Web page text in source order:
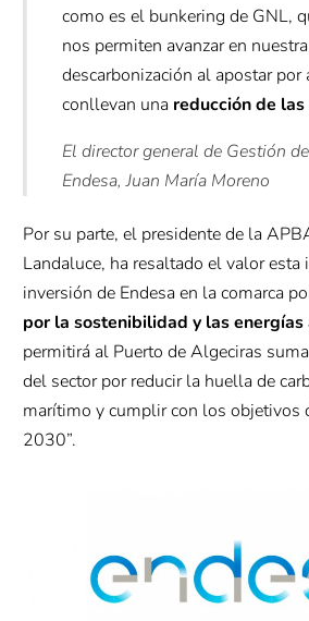
como es el bunkering de GNL,
nos permiten avanzar en
descarbonización al apostar por
conllevan una reducción de
El director general de Gestión
Endesa, Juan María Moreno
Por su parte, el presidente de la
Landaluce, ha resaltado el valor esta
inversión de Endesa en la comarca
por la sostenibilidad y las
permitirá al Puerto de Algeciras
del sector por reducir la huella de
marítimo y cumplir con los objetivos
2030”.